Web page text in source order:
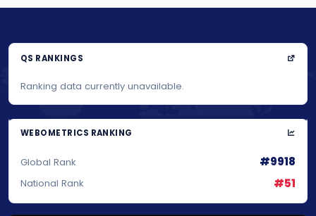
QS RANKINGS
Ranking data currently unavailable.
WEBOMETRICS RANKING
Global Rank #9918
National Rank #51